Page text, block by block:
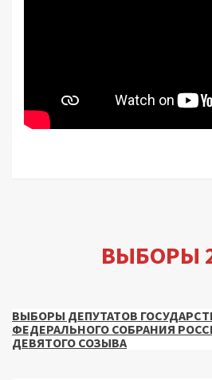
ВЫБОРЫ
ВЫБОРЫ ДЕПУТАТОВ
ФЕДЕРАЛЬНОГО СОБРАНИЯ
ДЕВЯТОГО СОЗЫВА